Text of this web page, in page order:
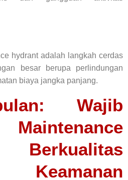
hydrant adalah langkah cerdas
besar berupa perlindungan
biaya jangka panjang.
Wajib